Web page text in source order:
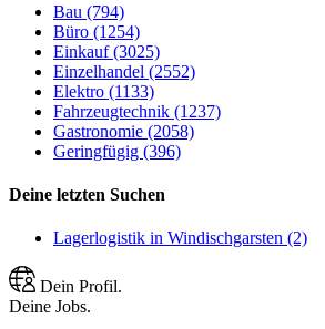
Bau (794)
Büro (1254)
Einkauf (3025)
Einzelhandel (2552)
Elektro (1133)
Fahrzeugtechnik (1237)
Gastronomie (2058)
Geringfügig (396)
Deine letzten Suchen
Lagerlogistik in Windischgarsten (2)
Dein Profil.
Deine Jobs.